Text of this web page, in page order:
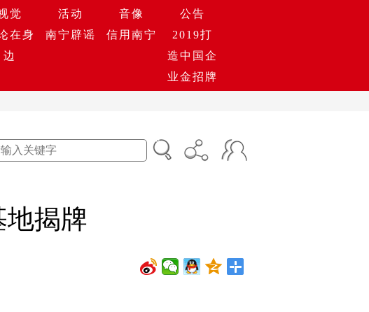
觉 活动 音像
公告
在身
边
南宁辟谣 信用南宁
2019打
造中国企
业金招牌
地揭牌